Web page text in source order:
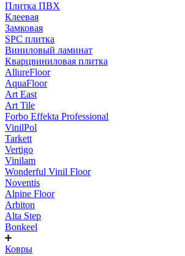
Плитка ПВХ
Клеевая
Замковая
SPC плитка
Виниловый ламинат
Кварцвиниловая плитка
AllureFloor
AquaFloor
Art East
Art Tile
Forbo Effekta Professional
VinilPol
Tarkett
Vertigo
Vinilam
Wonderful Vinil Floor
Noventis
Alpine Floor
Arbiton
Alta Step
Bonkeel
Ковры